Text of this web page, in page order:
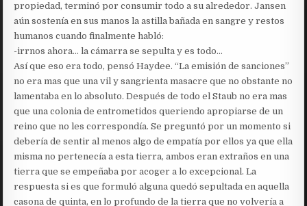
propiedad, terminó por consumir todo a su alrededor. Jansen
aún sostenía en sus manos la astilla bañada en sangre y restos
humanos cuando finalmente habló:
-irrnos ahora… la cámarra se sepulta y es todo…
Así que eso era todo, pensó Haydee. “La emisión de sanciones”
no era mas que una vil y sangrienta masacre que no obstante no
lamentaba en lo absoluto. Después de todo el Staub no era mas
que una colonia de entrometidos queriendo apropiarse de un
reino que no les correspondía. Se preguntó por un momento si
debería de sentir al menos algo de empatía por ellos ya que ella
misma no pertenecía a esta tierra, ambos eran extraños en una
tierra que se empeñaba por acoger a lo excepcional. La
respuesta si es que formuló alguna quedó sepultada en aquella
casona de quinta, en lo profundo de la tierra que no volvería a